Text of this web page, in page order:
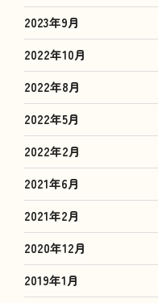
2023年9月
2022年10月
2022年8月
2022年5月
2022年2月
2021年6月
2021年2月
2020年12月
2019年1月